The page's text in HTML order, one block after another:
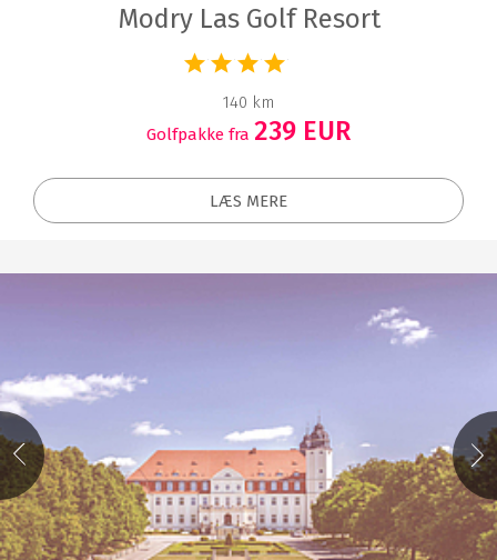
Modry Las Golf Resort
140 km
Golfpakke fra 239 EUR
LÆS MERE